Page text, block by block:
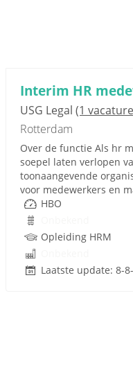
Interim HR
USG Legal (1
Rotterdam
Over de functie Als hr
soepel laten verlopen
toonaangevende
voor medewerkers en
HBO
Opleiding HRM
Laatste update: 8-